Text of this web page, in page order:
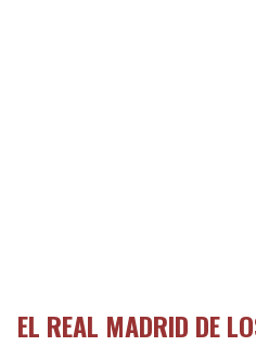
EL REAL MADRID DE